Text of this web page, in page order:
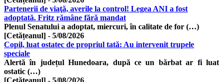
Partenerii de viaţă, averile la control! Legea ANI a fost
adoptată. Fritz rămâne fără mandat
Plenul Senatului a adoptat, miercuri, în calitate de for (…)
[Cetățeanul] - 5/08/2026
Copil, luat ostatec de propriul tată: Au intervenit trupele
speciale
Alertă în județul Hunedoara, după ce un bărbat ar fi luat
ostatic (…)